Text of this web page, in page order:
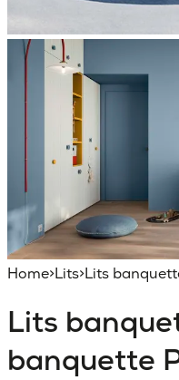
Home>Lits>Lits
Lits
banquette